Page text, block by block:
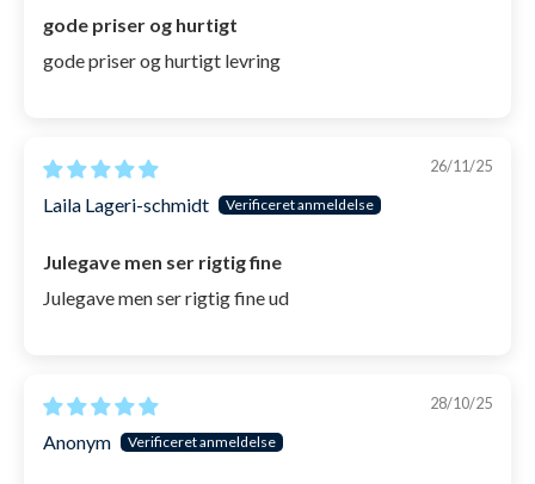
hovedet med den på, da glasset i så fald kan
springe.
ligger i svømmetasken.
Er testet og overholder alle EU krav,
brugervejledning
oplevelser med snorkling og dykning.
gode priser og hurtigt
gode priser og hurtigt levring
26/11/25
Laila Lageri-schmidt
Julegave men ser rigtig fine
Julegave men ser rigtig fine ud
28/10/25
Anonym